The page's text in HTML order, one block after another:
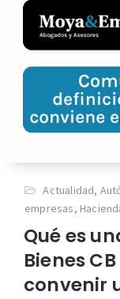
Actualidad,
empresas,
Qué es
Bienes
convenir